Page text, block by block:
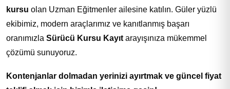
kursu olan Uzman Eğitmenler ailesine katılın. Güler yüzlü
ekibimiz, modern araçlarımız ve kanıtlanmış başarı
oranımızla Sürücü Kursu Kayıt arayışınıza mükemmel
çözümü sunuyoruz.
Kontenjanlar dolmadan yerinizi ayırtmak ve güncel fiyat